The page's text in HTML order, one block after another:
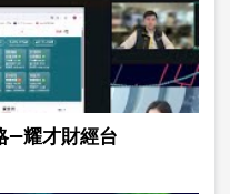
—耀才財經台